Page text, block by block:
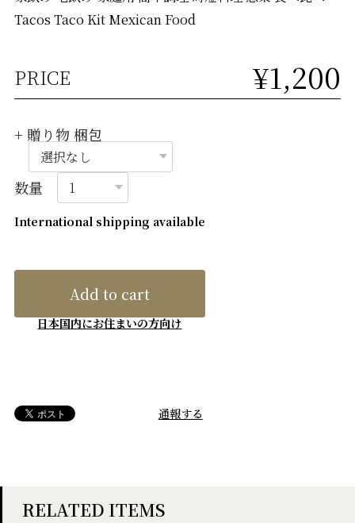
Tacos Taco Kit Mexican Food
PRICE ¥1,200
+ 贈り物 梱包
数量
International shipping available
Add to cart
日本国内にお住まいの方向け
通報する
RELATED ITEMS